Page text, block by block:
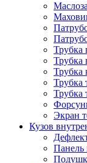
Трубка
Трубка
Трубка
Трубка
Трубка
Экран
Кузов
Панель